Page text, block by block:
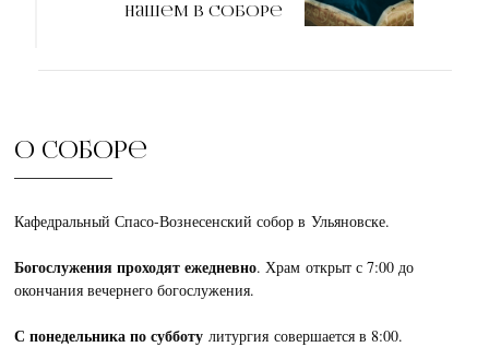
нашем в соборе
О соборе
Кафедральный Спасо-Вознесенский собор в Ульяновске.
Богослужения проходят ежедневно. Храм открыт с 7:00 до
окончания вечернего богослужения.
С понедельника по субботулитургия совершается в 8:00.